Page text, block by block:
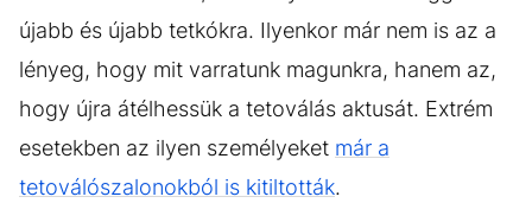
újabb és újabb tetkókra. Ilyenkor már nem is az a
lényeg, hogy mit varratunk magunkra, hanem az,
hogy újra átélhessük a tetoválás aktusát. Extrém
esetekben az ilyen személyeket már a
tetoválószalonokból is kitiltották.